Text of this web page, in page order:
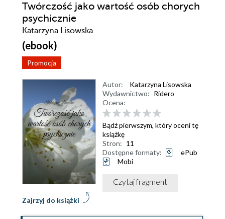
Twórczość jako wartość osób chorych
psychicznie
Katarzyna Lisowska
(ebook)
Promocja
Zajrzyj do książki
Autor:
Katarzyna Lisowska
Wydawnictwo: Ridero
Ocena:
Bądź pierwszym, który oceni tę
książkę
Stron: 11
Dostępne formaty:
ePub
Mobi
Czytaj fragment